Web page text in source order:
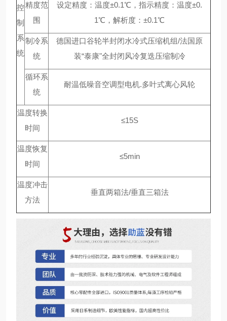
控
制
系
统
精度范
围
设定精度：温度±0.1℃，指示精度：温度±0.
1℃，解析度：±0.1℃
制冷系
统
德国进口谷轮半封闭水冷式压缩机组/法国原
装“泰康"全封闭风冷复迭压缩制冷
循环系
统
耐温低噪音空调型电机.多叶式离心风轮
温度转换
时间
≤15S
温度恢复
时间
≤5min
温度冲击
方法
垂直两箱法/垂直三箱法